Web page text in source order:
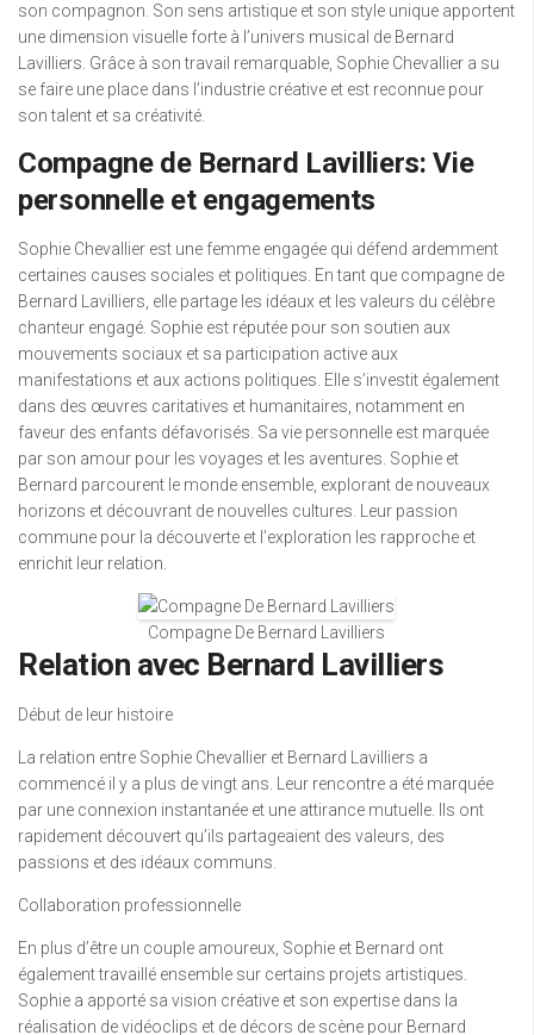
son compagnon. Son sens artistique et son style unique apportent
une dimension visuelle forte à l’univers musical de Bernard
Lavilliers. Grâce à son travail remarquable, Sophie Chevallier a su
se faire une place dans l’industrie créative et est reconnue pour
son talent et sa créativité.
Compagne de Bernard Lavilliers: Vie
personnelle et engagements
Sophie Chevallier est une femme engagée qui défend ardemment
certaines causes sociales et politiques. En tant que compagne de
Bernard Lavilliers, elle partage les idéaux et les valeurs du célèbre
chanteur engagé. Sophie est réputée pour son soutien aux
mouvements sociaux et sa participation active aux
manifestations et aux actions politiques. Elle s’investit également
dans des œuvres caritatives et humanitaires, notamment en
faveur des enfants défavorisés. Sa vie personnelle est marquée
par son amour pour les voyages et les aventures. Sophie et
Bernard parcourent le monde ensemble, explorant de nouveaux
horizons et découvrant de nouvelles cultures. Leur passion
commune pour la découverte et l’exploration les rapproche et
enrichit leur relation.
Compagne De Bernard Lavilliers
Relation avec Bernard Lavilliers
Début de leur histoire
La relation entre Sophie Chevallier et Bernard Lavilliers a
commencé il y a plus de vingt ans. Leur rencontre a été marquée
par une connexion instantanée et une attirance mutuelle. Ils ont
rapidement découvert qu’ils partageaient des valeurs, des
passions et des idéaux communs.
Collaboration professionnelle
En plus d’être un couple amoureux, Sophie et Bernard ont
également travaillé ensemble sur certains projets artistiques.
Sophie a apporté sa vision créative et son expertise dans la
réalisation de vidéoclips et de décors de scène pour Bernard